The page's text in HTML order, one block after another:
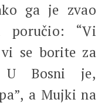
ga je zvao
poručio: “Vi
se borite za
U Bosni je,
a Mujki na